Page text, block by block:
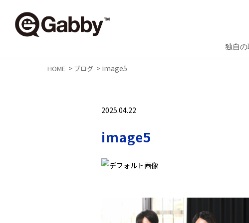
独自
HOME > ブログ > image5
2025.04.22
image5